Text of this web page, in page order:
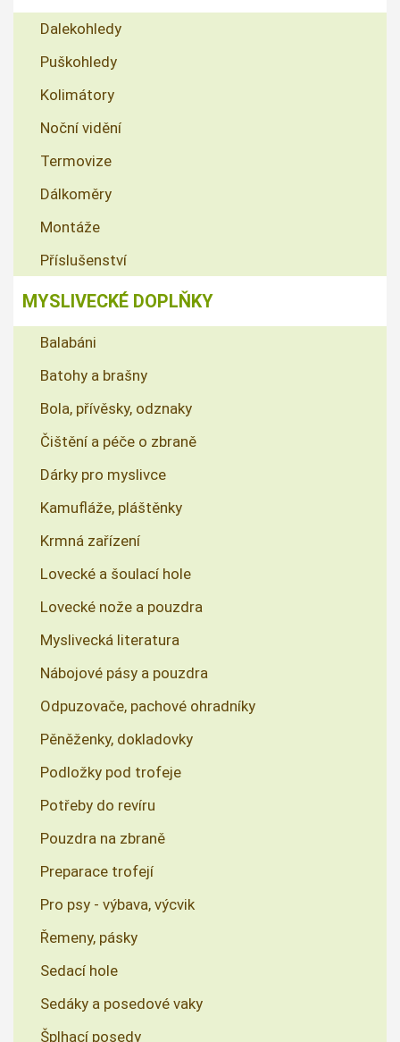
Dalekohledy
Puškohledy
Kolimátory
Noční vidění
Termovize
Dálkoměry
Montáže
Příslušenství
MYSLIVECKÉ DOPLŇKY
Balabáni
Batohy a brašny
Bola, přívěsky, odznaky
Čištění a péče o zbraně
Dárky pro myslivce
Kamufláže, pláštěnky
Krmná zařízení
Lovecké a šoulací hole
Lovecké nože a pouzdra
Myslivecká literatura
Nábojové pásy a pouzdra
Odpuzovače, pachové ohradníky
Pěněženky, dokladovky
Podložky pod trofeje
Potřeby do revíru
Pouzdra na zbraně
Preparace trofejí
Pro psy - výbava, výcvik
Řemeny, pásky
Sedací hole
Sedáky a posedové vaky
Šplhací posedy